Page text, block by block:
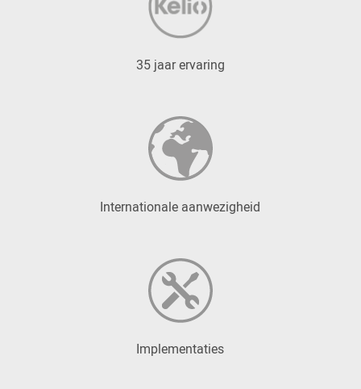
35 jaar ervaring
Internationale aanwezigheid
Implementaties